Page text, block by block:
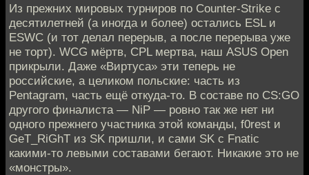
Из прежних мировых турниров по Counter-Strike с
десятилетней (а иногда и более) остались ESL и
ESWC (и тот делал перерыв, а после перерыва уже
не торт). WCG мёртв, CPL мертва, наш ASUS Open
прикрыли. Даже «Виртуса» эти теперь не
российские, а целиком польские: часть из
Pentagram, часть ещё откуда-то. В составе по CS:GO
другого финалиста — NiP — ровно так же нет ни
одного прежнего участника этой команды, f0rest и
GeT_RiGhT из SK пришли, и сами SK с Fnatic
какими-то левыми составами бегают. Никакие это не
«монстры».